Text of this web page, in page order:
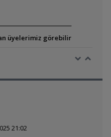
üyelerimiz görebilir
21:02